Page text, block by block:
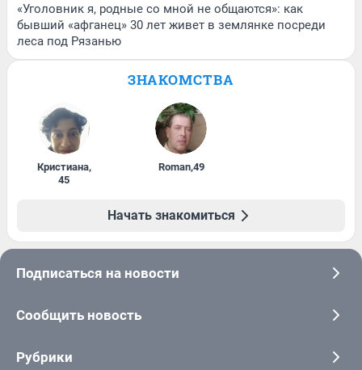
«Уголовник я, родные со мной не общаются»: как
бывший «афганец» 30 лет живет в землянке посреди
леса под Рязанью
ЗНАКОМСТВА
Кристиана,
45
Roman,49
Начать знакомиться
Подписаться на новости
Сообщить новость
Рубрики